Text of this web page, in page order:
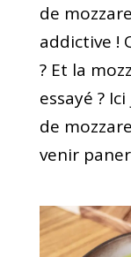
de
addictive !
? Et la
essayé ?
de
venir